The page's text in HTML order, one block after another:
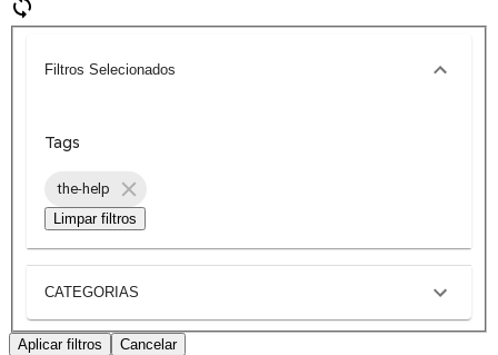
Filtros Selecionados
Tags
the-help
Limpar filtros
CATEGORIAS
Aplicar filtros Cancelar